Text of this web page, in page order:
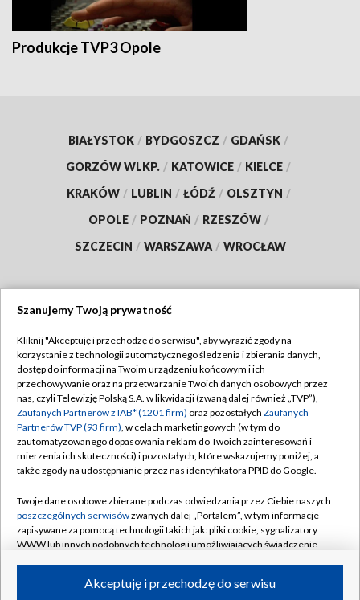
Produkcje TVP3 Opole
BIAŁYSTOK / BYDGOSZCZ / GDAŃSK /
GORZÓW WLKP. / KATOWICE / KIELCE /
KRAKÓW / LUBLIN / ŁÓDŹ / OLSZTYN /
OPOLE / POZNAŃ / RZESZÓW /
SZCZECIN / WARSZAWA / WROCŁAW
TVP
Abonament TVP
Emisja w TVP
Centrum informacji TVP
Naziemna Telewizja Cyfrowa
Rada Programowa
System NOS
Informacje o nadawcy
Program dla prasy
Regulamin TVP
Polityka prywatności
Moje zgody
Pomoc
Kontakt
Kanały
Szanujemy Twoją prywatność
Kliknij "Akceptuję i przechodzę do serwisu", aby wyrazić zgody na
korzystanie z technologii automatycznego śledzenia i zbierania danych,
dostęp do informacji na Twoim urządzeniu końcowym i ich
przechowywanie oraz na przetwarzanie Twoich danych osobowych przez
nas, czyli Telewizję Polską S.A. w likwidacji (zwaną dalej również „TVP”),
Zaufanych Partnerów z IAB* (1201 firm) oraz pozostałych Zaufanych
Partnerów TVP (93 firm), w celach marketingowych (w tym do
zautomatyzowanego dopasowania reklam do Twoich zainteresowań i
mierzenia ich skuteczności) i pozostałych, które wskazujemy poniżej, a
także zgody na udostępnianie przez nas identyfikatora PPID do Google.
Twoje dane osobowe zbierane podczas odwiedzania przez Ciebie naszych
poszczególnych serwisówzwanych dalej „Portalem”, w tym informacje
zapisywane za pomocą technologii takich jak: pliki cookie, sygnalizatory
WWW lub innych podobnych technologii umożliwiających świadczenie
ruchu w Internecie.Akceptuję i przechodzę do serwisu